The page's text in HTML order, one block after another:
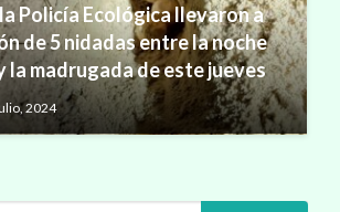
Policía Ecológica llevaron a
de 5 nidadas entre la noche
la madrugada de este jueves
2024